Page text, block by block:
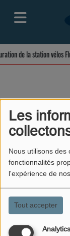
Les
Nous utilisons des
fonctionnalités
l'expérience de
Tout accepter
Analytics
de la station vélos
Je